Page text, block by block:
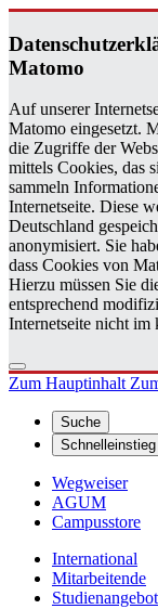
Ma­to­mo
Auf unserer
Matomo eingesetzt.
die Zugriffe der
mittels Cookies, das
sammeln
Internetseite. Diese
Deutschland
anonymisiert. Sie
dass Cookies von
Hierzu müssen Sie
entsprechend
Internetseite nicht im
Zum Hauptinhalt
Suche
Schnelleinstieg
Wegweiser
AGUM
Campusstore
International
Mitarbeitende
Studienangebot